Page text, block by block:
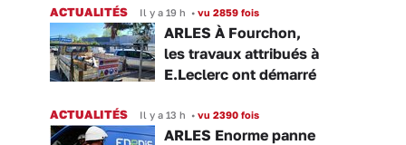
ACTUALITÉS Il y a 19 h • vu 2859 fois
ARLES À Fourchon,
les travaux attribués à
E.Leclerc ont démarré
ACTUALITÉS Il y a 13 h • vu 2390 fois
ARLES Enorme panne